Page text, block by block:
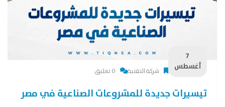
7
أغسطس
شركة التقنية 0 تعليق
تيسيرات جديدة للمشروعات الصناعية في مصر